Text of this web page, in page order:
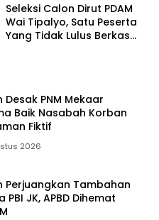
Seleksi Calon Dirut PDAM
Wai Tipalyo, Satu Peserta
Yang Tidak Lulus Berkas
Desak PNM Mekaar
Baik Nasabah Korban
Fiktif
2026
Perjuangkan Tambahan
PBI JK, APBD Dihemat